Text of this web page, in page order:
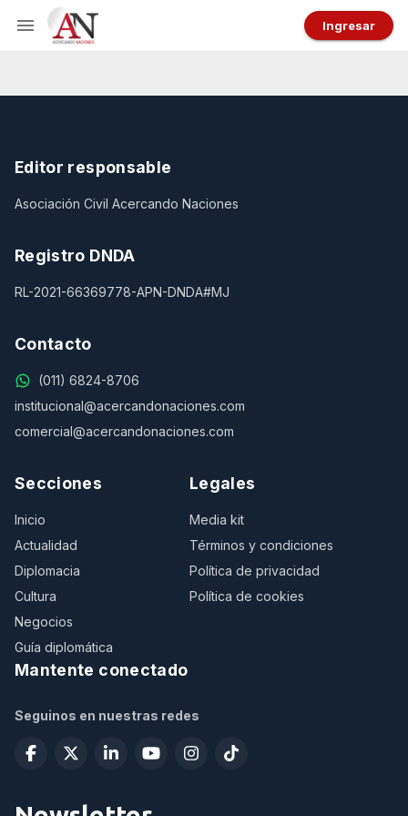
Ingresar
Editor responsable
Asociación Civil Acercando Naciones
Registro DNDA
RL-2021-66369778-APN-DNDA#MJ
Contacto
(011) 6824-8706
institucional@acercandonaciones.com
comercial@acercandonaciones.com
Secciones
Inicio
Actualidad
Diplomacia
Cultura
Negocios
Guía diplomática
Legales
Media kit
Términos y condiciones
Política de privacidad
Política de cookies
Mantente conectado
Seguinos en nuestras redes